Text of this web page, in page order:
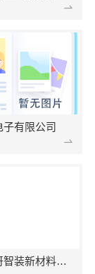
有限公司
苏州兔哥哥智装新材料有限公司